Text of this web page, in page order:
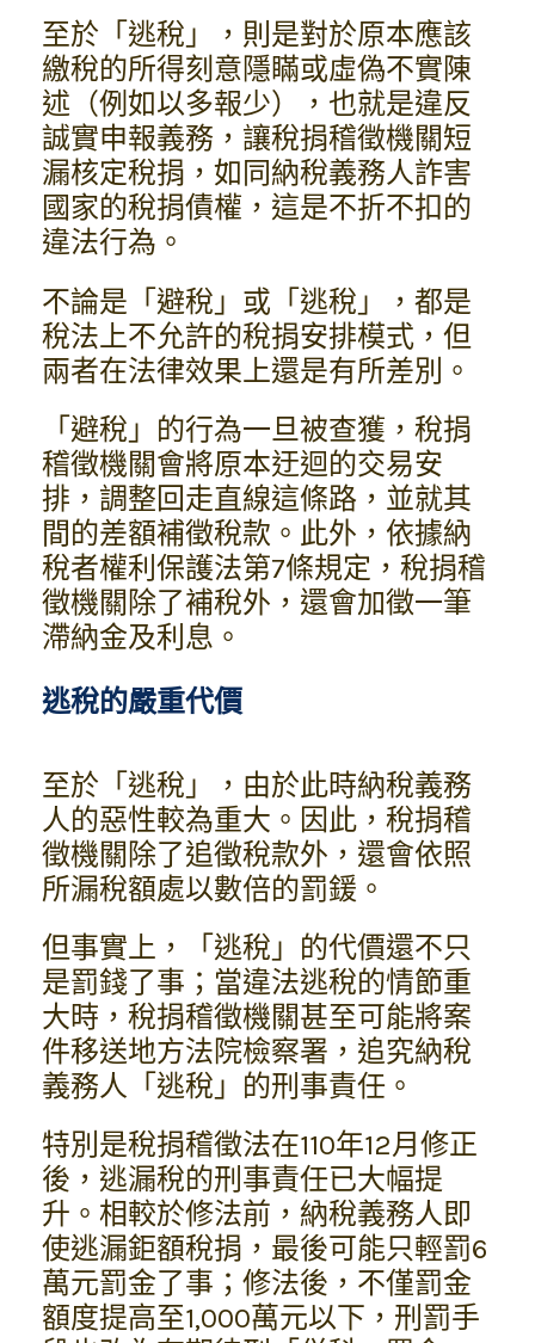
至於「逃稅」，則是對於原本應該
繳稅的所得刻意隱瞞或虛偽不實陳
述（例如以多報少），也就是違反
誠實申報義務，讓稅捐稽徵機關短
漏核定稅捐，如同納稅義務人詐害
國家的稅捐債權，這是不折不扣的
違法行為。
不論是「避稅」或「逃稅」，都是
稅法上不允許的稅捐安排模式，但
兩者在法律效果上還是有所差別。
「避稅」的行為一旦被查獲，稅捐
稽徵機關會將原本迂迴的交易安
排，調整回走直線這條路，並就其
間的差額補徵稅款。此外，依據納
稅者權利保護法第7條規定，稅捐稽
徵機關除了補稅外，還會加徵一筆
滯納金及利息。
逃稅的嚴重代價
至於「逃稅」，由於此時納稅義務
人的惡性較為重大。因此，稅捐稽
徵機關除了追徵稅款外，還會依照
所漏稅額處以數倍的罰鍰。
但事實上，「逃稅」的代價還不只
是罰錢了事；當違法逃稅的情節重
大時，稅捐稽徵機關甚至可能將案
件移送地方法院檢察署，追究納稅
義務人「逃稅」的刑事責任。
特別是稅捐稽徵法在110年12月修正
後，逃漏稅的刑事責任已大幅提
升。相較於修法前，納稅義務人即
使逃漏鉅額稅捐，最後可能只輕罰6
萬元罰金了事；修法後，不僅罰金
額度提高至1,000萬元以下，刑罰手